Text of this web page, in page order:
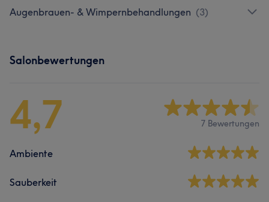
Augenbrauen- & Wimpernbehandlungen (3)
Salonbewertungen
4,7 7 Bewertungen
Ambiente
Sauberkeit